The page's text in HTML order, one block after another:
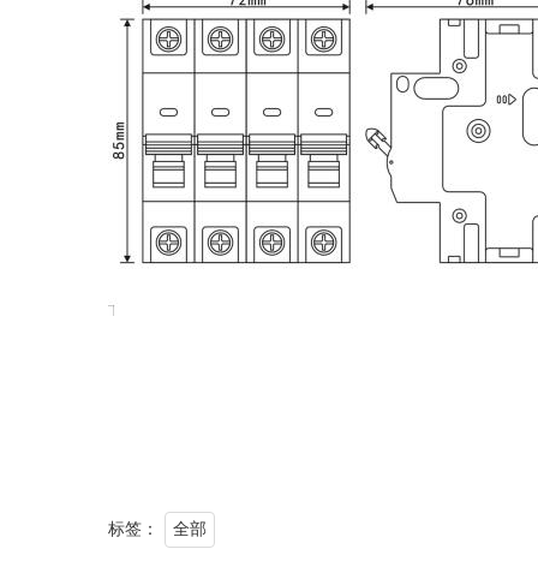
标签： 全部